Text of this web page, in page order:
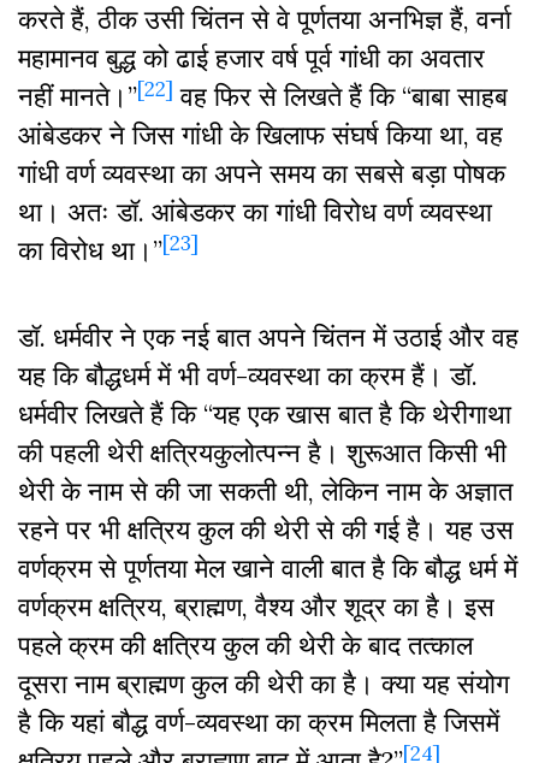
करते हैं, ठीक उसी चिंतन से वे पूर्णतया अनभिज्ञ हैं, वर्ना
महामानव बुद्ध को ढाई हजार वर्ष पूर्व गांधी का अवतार
नहीं मानते।”[22] वह फिर से लिखते हैं कि “बाबा साहब
आंबेडकर ने जिस गांधी के खिलाफ संघर्ष किया था, वह
गांधी वर्ण व्यवस्था का अपने समय का सबसे बड़ा पोषक
था। अतः डॉ. आंबेडकर का गांधी विरोध वर्ण व्यवस्था
का विरोध था।’’[23]
डॉ. धर्मवीर ने एक नई बात अपने चिंतन में उठाई और वह
यह कि बौद्धधर्म में भी वर्ण-व्यवस्था का क्रम हैं। डॉ.
धर्मवीर लिखते हैं कि “यह एक खास बात है कि थेरीगाथा
की पहली थेरी क्षत्रियकुलोत्पन्न है। शुरूआत किसी भी
थेरी के नाम से की जा सकती थी, लेकिन नाम के अज्ञात
रहने पर भी क्षत्रिय कुल की थेरी से की गई है। यह उस
वर्णक्रम से पूर्णतया मेल खाने वाली बात है कि बौद्ध धर्म में
वर्णक्रम क्षत्रिय, ब्राह्मण, वैश्य और शूद्र का है। इस
पहले क्रम की क्षत्रिय कुल की थेरी के बाद तत्काल
दूसरा नाम ब्राह्मण कुल की थेरी का है। क्या यह संयोग
है कि यहां बौद्ध वर्ण-व्यवस्था का क्रम मिलता है जिसमें
[24]